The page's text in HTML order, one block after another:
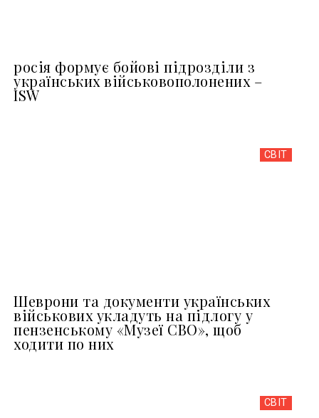
росія формує бойові підрозділи з
українських військовополонених –
ISW
СВІТ
Шеврони та документи українських
військових укладуть на підлогу у
пензенському «Музеї СВО», щоб
ходити по них
СВІТ